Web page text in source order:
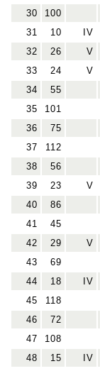
30
100
31
10 IV
32
26 V
33
24 V
34
55
35
101
36
75
37
112
38
56
39
23 V
40
86
41
45
42
29 V
43
69
44
18 IV
45
118
46
72
47
108
48
15 IV